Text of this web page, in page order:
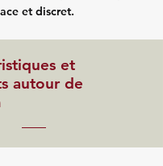
et discret.
et
autour de